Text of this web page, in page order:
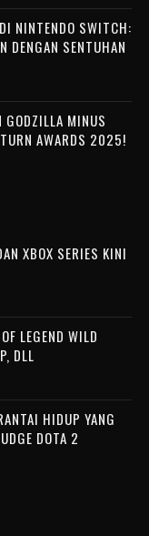
NINTENDO SWITCH:
DENGAN SENTUHAN
GODZILLA MINUS
AWARDS 2025!
XBOX SERIES KINI
LEGEND WILD
DLL
HIDUP YANG
DOTA 2